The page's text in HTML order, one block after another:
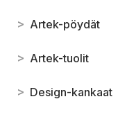
> Artek-pöydät
> Artek-tuolit
> Design-kankaat